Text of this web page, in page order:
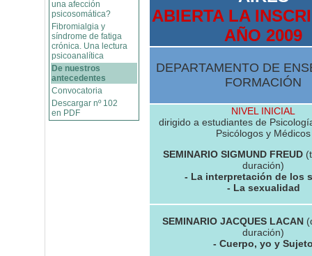
una afección
psicosomática?
Fibromialgia y
síndrome de fatiga
crónica. Una lectura
psicoanalítica
De nuestros
antecedentes
Convocatoria
Descargar nº 102
en PDF
ABIERTA LA
AÑO 2009
DEPARTAMENTO DE
FORMACIÓN
NIVEL INICIAL
dirigido a estudiantes de
Psicólogos y Médicos
SEMINARIO SIGMUND FREUD
duración)
- La interpretación de los
- La sexualidad
SEMINARIO JACQUES LACAN
duración)
- Cuerpo, yo y